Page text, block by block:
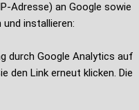
Adresse) an Google sowie
installieren:
durch Google Analytics auf
den Link erneut klicken. Die